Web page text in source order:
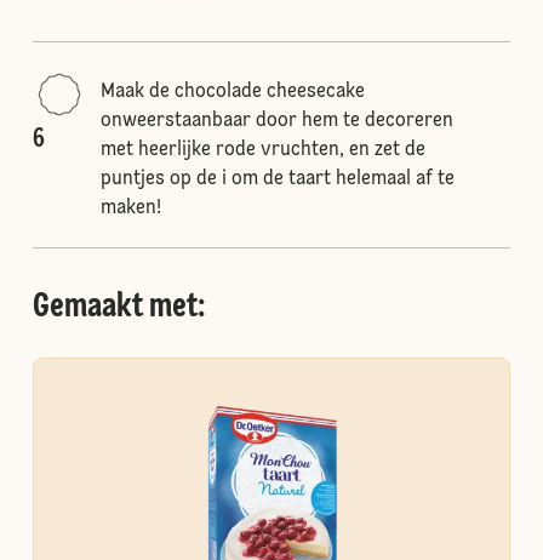
6
Maak de chocolade cheesecake
onweerstaanbaar door hem te decoreren
met heerlijke rode vruchten, en zet de
puntjes op de i om de taart helemaal af te
maken!
Gemaakt met: